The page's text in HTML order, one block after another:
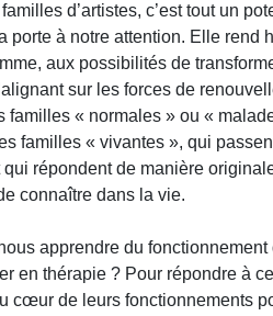
d’artistes, c’est tout un
porte à notre attention. Elle rend
aux possibilités de
sur les forces de
familles « normales » ou «
familles « vivantes », qui
qui répondent de manière
connaître dans la vie.
apprendre du fonctionnement
en thérapie ? Pour répondre à
cœur de leurs fonctionnements